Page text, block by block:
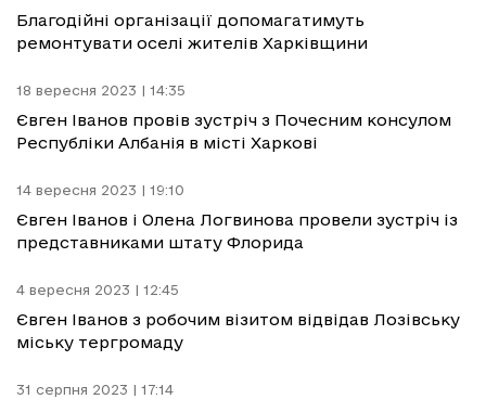
Благодійні організації допомагатимуть
ремонтувати оселі жителів Харківщини
18 вересня 2023 | 14:35
Євген Іванов провів зустріч з Почесним консулом
Республіки Албанія в місті Харкові
14 вересня 2023 | 19:10
Євген Іванов і Олена Логвинова провели зустріч із
представниками штату Флорида
4 вересня 2023 | 12:45
Євген Іванов з робочим візитом відвідав Лозівську
міську тергромаду
31 серпня 2023 | 17:14